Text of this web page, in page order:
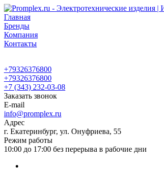
Главная
Бренды
Компания
Контакты
+79326376800
+79326376800
+7 (343) 232-03-08
Заказать звонок
E-mail
info@promplex.ru
Адрес
г. Екатеринбург, ул. Онуфриева, 55
Режим работы
10:00 до 17:00 без перерыва в рабочие дни